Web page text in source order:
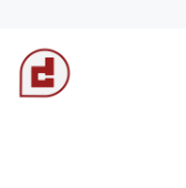
content